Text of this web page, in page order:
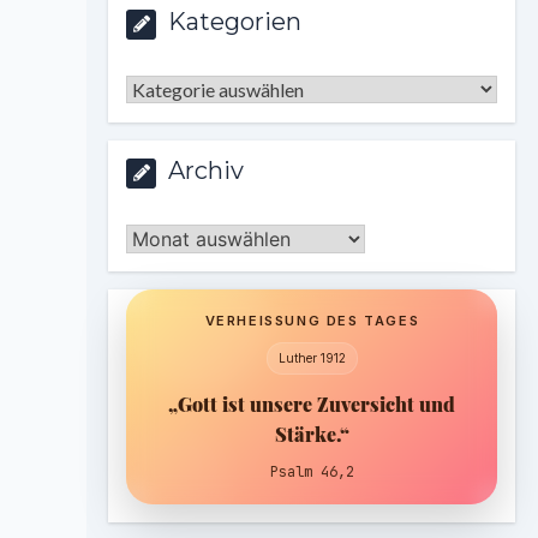
Kategorien
Kategorien
Archiv
Archiv
VERHEISSUNG DES TAGES
Luther 1912
„Gott ist unsere Zuversicht und
Stärke.“
Psalm 46,2